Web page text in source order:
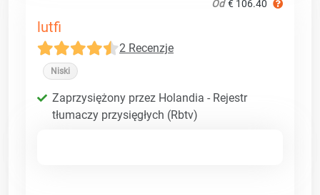
Od € 106.40
lutfi
2 Recenzje
Niski
Zaprzysiężony przez Holandia - Rejestr
tłumaczy przysięgłych (Rbtv)